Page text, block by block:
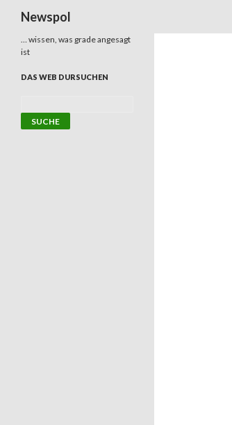
Newspol
… wissen, was grade angesagt
ist
DAS WEB DURSUCHEN